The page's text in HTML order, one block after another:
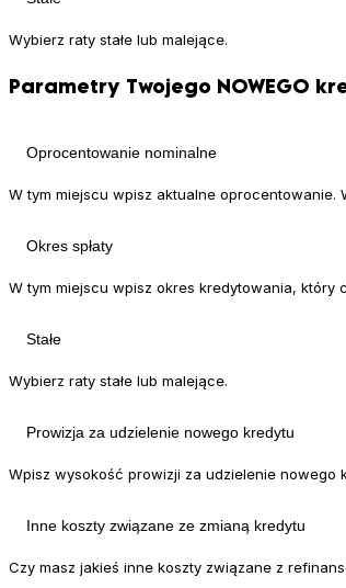
Wybierz raty stałe lub malejące.
Parametry Twojego NOWEGO
W tym miejscu wpisz aktualne oprocentowanie.
W tym miejscu wpisz okres kredytowania, który
Wybierz raty stałe lub malejące.
Wpisz wysokość prowizji za udzielenie nowego
Czy masz jakieś inne koszty związane z